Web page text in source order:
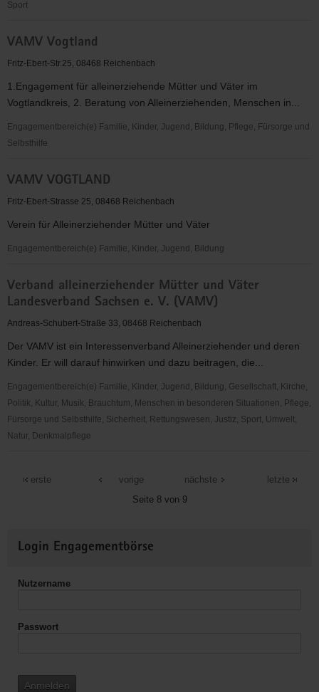
Sport
Vernetzung-
Aktivitäten-
Verbandsarbeit
VAMV Vogtland
Fritz-Ebert-Str.25, 08468 Reichenbach
1.Engagement für alleinerziehende Mütter und Väter im
Vogtlandkreis, 2. Beratung von Alleinerziehenden, Menschen in...
Engagementbereich(e) Familie, Kinder, Jugend, Bildung, Pflege, Fürsorge und
Selbsthilfe
Vogtland
VAMV VOGTLAND
Fritz-Ebert-Strasse 25, 08468 Reichenbach
Verein für Alleinerziehender Mütter und Väter
Engagementbereich(e) Familie, Kinder, Jugend, Bildung
VOGTLAND
Verband alleinerziehender Mütter und Väter
Landesverband Sachsen e. V. (VAMV)
Andreas-Schubert-Straße 33, 08468 Reichenbach
Der VAMV ist ein Interessenverband Alleinerziehender und deren
Kinder. Er will darauf hinwirken und dazu beitragen, die...
Engagementbereich(e) Familie, Kinder, Jugend, Bildung, Gesellschaft, Kirche,
Politik, Kultur, Musik, Brauchtum, Menschen in besonderen Situationen, Pflege,
Fürsorge und Selbsthilfe, Sicherheit, Rettungswesen, Justiz, Sport, Umwelt,
Natur, Denkmalpflege
alleinerziehender
Landesverband
Sachsen
erste
vorige
Seite 8 von 9
nächste letzte
Informationen
Login Engagementbörse
Nutzername
Passwort
Anmelden